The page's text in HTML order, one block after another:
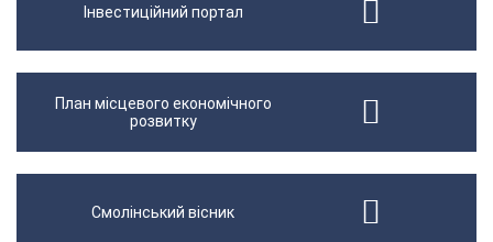
Інвестиційний портал
План місцевого економічного
розвитку
Смолінський вісник